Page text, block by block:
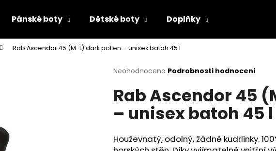
Pánské boty Dětské boty Doplňky
Rab Ascendor 45 (M-L) dark pollen – unisex batoh 45 l
Průměrné
produktu
je
z
hvězdiček.
Neohodnoceno Podrobnosti hodnocení
Rab Ascendor 45
– unisex batoh 45 l
Houževnatý, odolný, žádné kudrlinky.
Co potřebujete najít?
HLEDAT